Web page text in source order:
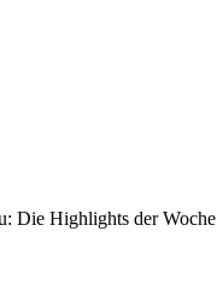
Die Highlights der Woche